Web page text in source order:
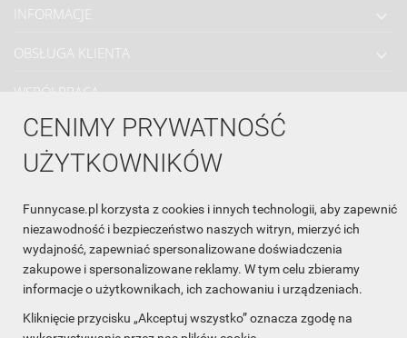
CENIMY PRYWATNOŚĆ
UŻYTKOWNIKÓW
Funnycase.pl korzysta z cookies i innych technologii, aby zapewnić
niezawodność i bezpieczeństwo naszych witryn, mierzyć ich
wydajność, zapewniać spersonalizowane doświadczenia
zakupowe i spersonalizowane reklamy. W tym celu zbieramy
informacje o użytkownikach, ich zachowaniu i urządzeniach.
Kliknięcie przycisku „Akceptuj wszystko” oznacza zgodę na
INFORMACJE
OBSŁUGA KLIENTA
WSPÓŁPRACA
ŚLEDŹ NAS NA FACEBOOKU
Made with❤in Poland